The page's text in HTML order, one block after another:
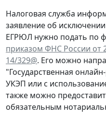
Налоговая служба
заявление об
ЕГРЮЛ нужно подать по
приказом ФНС России от
14/329@. Его можно
"Государственная
УКЭП или с
также можно
обязательным